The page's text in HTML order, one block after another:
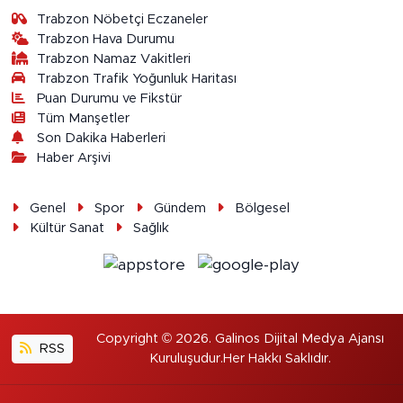
Trabzon Nöbetçi Eczaneler
Trabzon Hava Durumu
Trabzon Namaz Vakitleri
Trabzon Trafik Yoğunluk Haritası
Puan Durumu ve Fikstür
Tüm Manşetler
Son Dakika Haberleri
Haber Arşivi
Genel Spor Gündem
Bölgesel
Kültür Sanat
Sağlık
RSS
Copyright © 2026. Galinos Dijital Medya Ajansı
Kuruluşudur.Her Hakkı Saklıdır.